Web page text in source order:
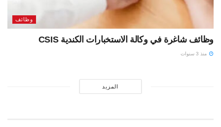
وظائف
وظائف شاغرة في وكالة الاستخبارات الكندية CSIS
منذ 3 سنوات
المزيد